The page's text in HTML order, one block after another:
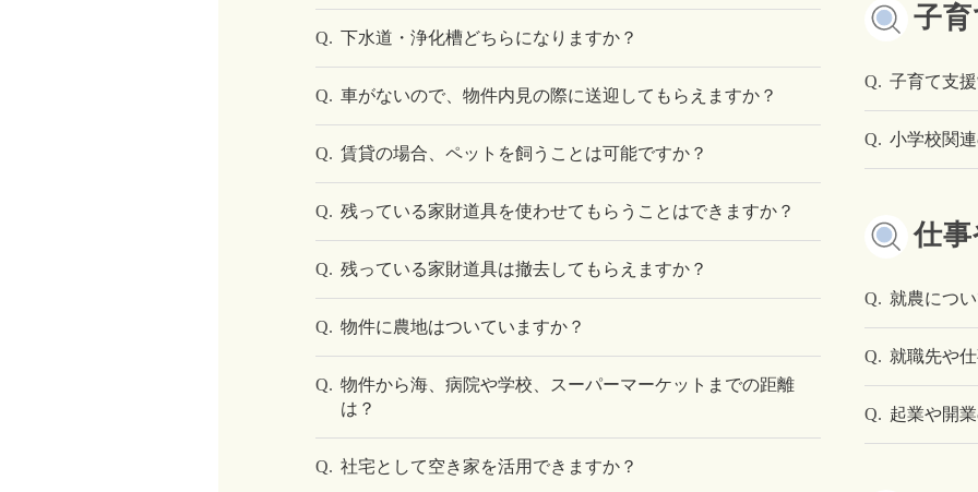
Q. 下水道・浄化槽どちらになりますか？
Q. 車がないので、物件内見の際に送迎してもらえますか？
Q. 賃貸の場合、ペットを飼うことは可能ですか？
Q. 残っている家財道具を使わせてもらうことはできますか？
Q. 残っている家財道具は撤去してもらえますか？
Q. 物件に農地はついていますか？
Q. 物件から海、病院や学校、スーパーマーケットまでの距離
は？
Q. 社宅として空き家を活用できますか？
子
Q. 子育て支
Q. 小学校関
仕
Q. 就農につ
Q. 就職先や
Q. 起業や開